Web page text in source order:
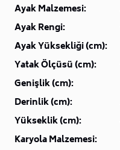
Ayak Malzemesi:
Ayak Rengi:
Ayak Yüksekliği (cm):
Yatak Ölçüsü (cm):
Genişlik (cm):
Derinlik (cm):
Yükseklik (cm):
Karyola Malzemesi: